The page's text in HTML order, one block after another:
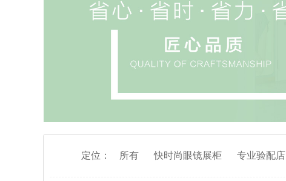
定位： 所有 快时尚眼镜展柜 专业验配店